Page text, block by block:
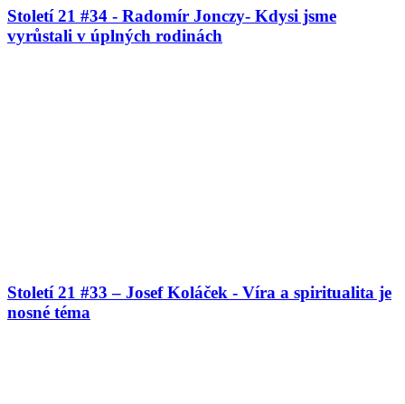
Století 21 #34 - Radomír Jonczy- Kdysi jsme
vyrůstali v úplných rodinách
Století 21 #33 – Josef Koláček - Víra a spiritualita je
nosné téma